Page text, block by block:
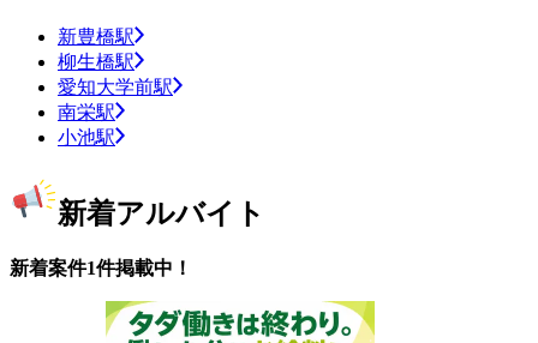
新豊橋駅
柳生橋駅
愛知大学前駅
南栄駅
小池駅
新着アルバイト
新着案件1件掲載中！